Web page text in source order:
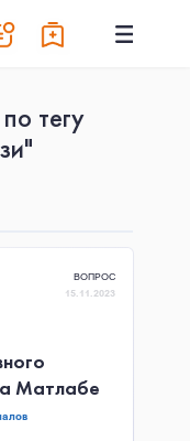
тегу
ВОПРОС
15.11.2023
Матлабе